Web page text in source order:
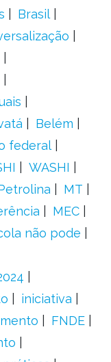
Brasil
Belém
federal
WASHI
MT
MEC
não pode
iniciativa
FNDE